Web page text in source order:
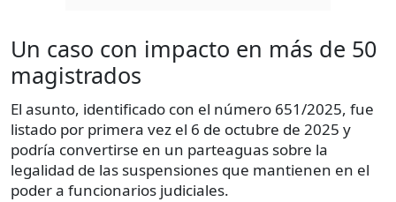
Un caso con impacto en más de 50
magistrados
El asunto, identificado con el número 651/2025, fue
listado por primera vez el 6 de octubre de 2025 y
podría convertirse en un parteaguas sobre la
legalidad de las suspensiones que mantienen en el
poder a funcionarios judiciales.